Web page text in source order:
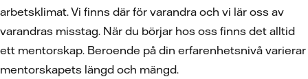
arbetsklimat. Vi finns där för varandra och vi lär oss av
varandras misstag. När du börjar hos oss finns det alltid
ett mentorskap. Beroende på din erfarenhetsnivå varierar
mentorskapets längd och mängd.